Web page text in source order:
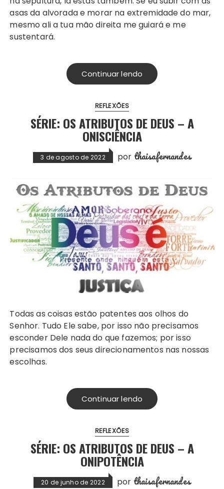
asas da alvorada e morar na extremidade do mar,
mesmo ali a tua mão direita me guiará e me
sustentará.
Continuar lendo
REFLEXÕES
SÉRIE: OS ATRIBUTOS DE DEUS – A
ONISCIÊNCIA
3 de agosto de 2022 por thaisafernandes
Todas as coisas estão patentes aos olhos do
Senhor. Tudo Ele sabe, por isso não precisamos
esconder Dele nada do que fazemos; por isso
precisamos dos seus direcionamentos nas nossas
escolhas.
Continuar lendo
REFLEXÕES
SÉRIE: OS ATRIBUTOS DE DEUS – A
ONIPOTÊNCIA
20 de junho de 2022 por thaisafernandes